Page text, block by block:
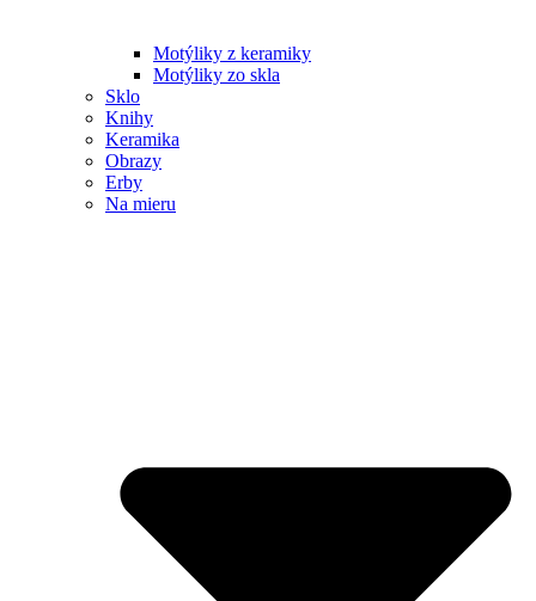
Motýliky z keramiky
Motýliky zo skla
Sklo
Knihy
Keramika
Obrazy
Erby
Na mieru